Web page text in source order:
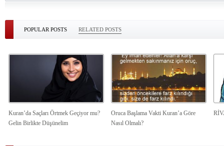
POPULAR POSTS RELATED POSTS
Kuran’da Saçları Örtmek Geçiyor mu?
Gelin Birlikte Düşünelim
Oruca Başlama Vakti Kuran’a Göre
Nasıl Olmalı?